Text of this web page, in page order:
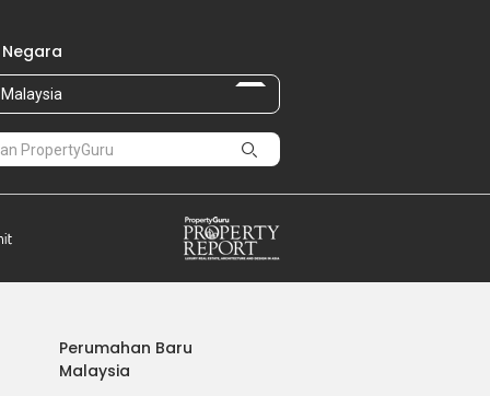
Malaysia
Perumahan Baru
Malaysia